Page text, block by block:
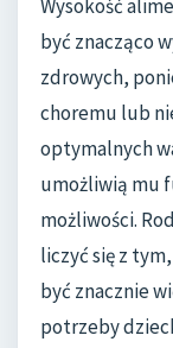
Wysokość
być znacząco
zdrowych,
choremu lub
optymalnych
umożliwią mu
możliwości.
liczyć się z
być znacznie
potrzeby